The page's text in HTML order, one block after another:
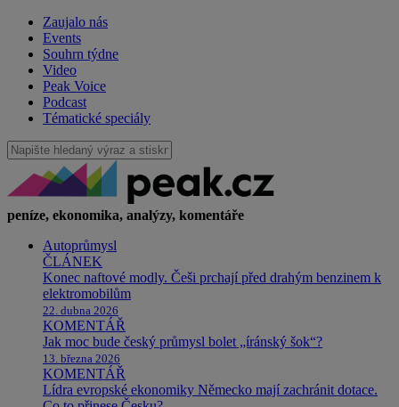
Zaujalo nás
Events
Souhrn týdne
Video
Peak Voice
Podcast
Tématické speciály
peníze, ekonomika, analýzy, komentáře
Autoprůmysl
ČLÁNEK
Konec naftové modly. Češi prchají před drahým benzinem k
elektromobilům
22. dubna 2026
KOMENTÁŘ
Jak moc bude český průmysl bolet „íránský šok“?
13. března 2026
KOMENTÁŘ
Lídra evropské ekonomiky Německo mají zachránit dotace.